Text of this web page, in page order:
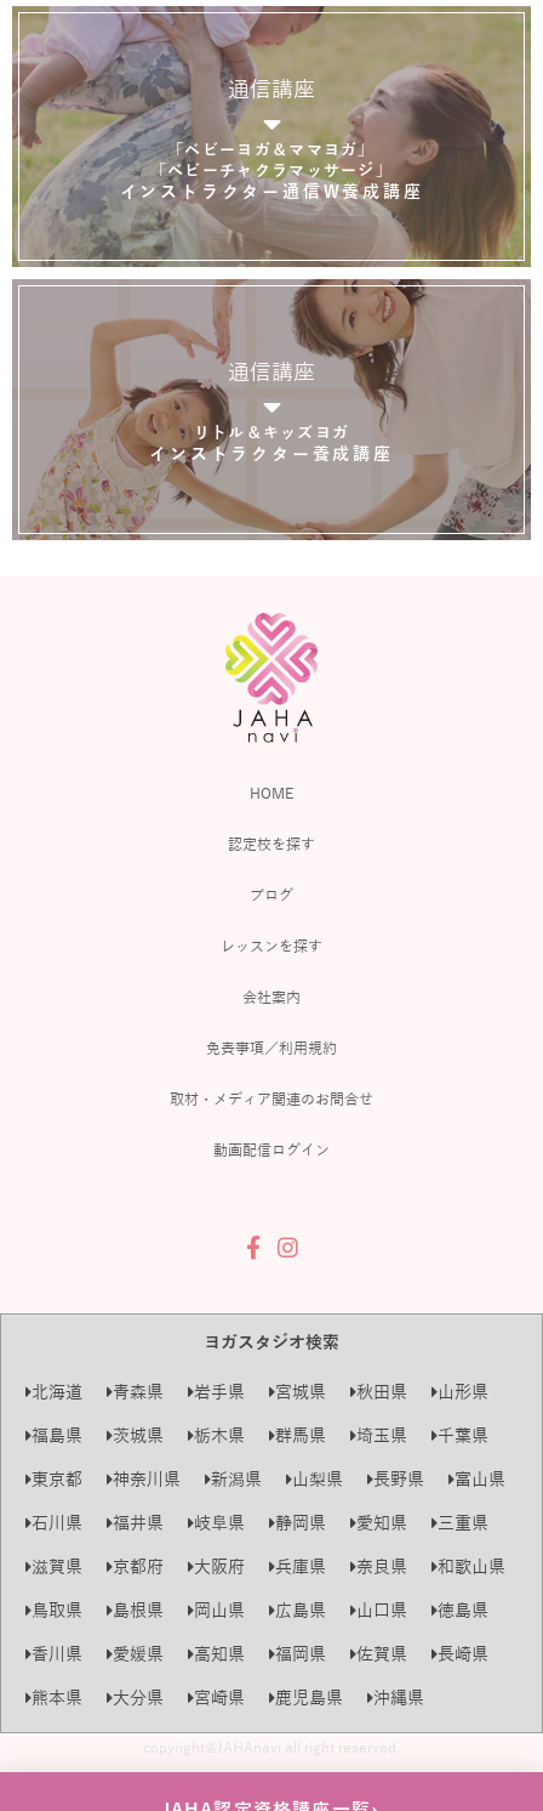
通信講座
「ベビーヨガ＆ママヨガ」
「ベビーチャクラマッサージ」
インストラクター通信W養成講座
通信講座
リトル＆キッズヨガ
インストラクター養成講座
HOME
認定校を探す
ブログ
レッスンを探す
会社案内
免責事項／利用規約
取材・メディア関連のお問合せ
動画配信ログイン
ヨガスタジオ検索
北海道 青森県 岩手県 宮城県 秋田県
山形県
福島県
茨城県 栃木県 群馬県 埼玉県
千葉県
東京都
神奈川県 新潟県 山梨県 長野県
富山県
石川県
福井県 岐阜県 静岡県 愛知県
三重県
滋賀県
京都府 大阪府 兵庫県 奈良県
和歌山県
鳥取県
島根県 岡山県 広島県 山口県
徳島県
香川県
愛媛県 高知県 福岡県 佐賀県
長崎県
熊本県
大分県 宮崎県 鹿児島県 沖縄県
copyright@JAHAnavi all right reserved.